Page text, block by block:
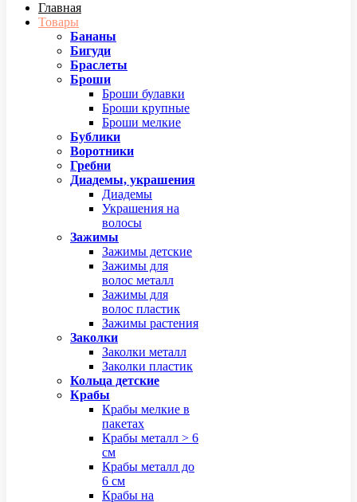
Главная
Товары
Бананы
Бигуди
Браслеты
Броши
Броши булавки
Броши крупные
Броши мелкие
Бублики
Воротники
Гребни
Диадемы, украшения
Диадемы
Украшения на
волосы
Зажимы
Зажимы детские
Зажимы для
волос металл
Зажимы для
волос пластик
Зажимы растения
Заколки
Заколки металл
Заколки пластик
Кольца детские
Крабы
Крабы мелкие в
пакетах
Крабы металл > 6
см
Крабы металл до
6 см
Крабы на